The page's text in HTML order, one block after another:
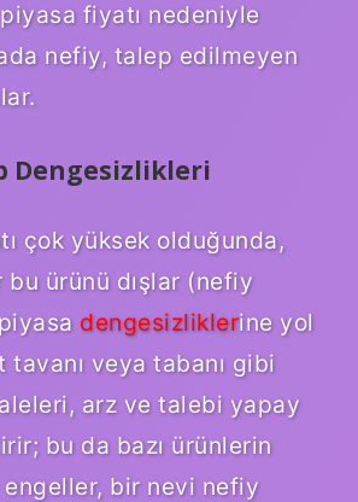
fiyatı nedeniyle
nefiy, talep edilmeyen
Dengesizlikleri
çok yüksek olduğunda,
ürünü dışlar (nefiy
dengesizliklerine yol
veya tabanı gibi
arz ve talebi yapay
bu da bazı ürünlerin
bir nevi nefiy